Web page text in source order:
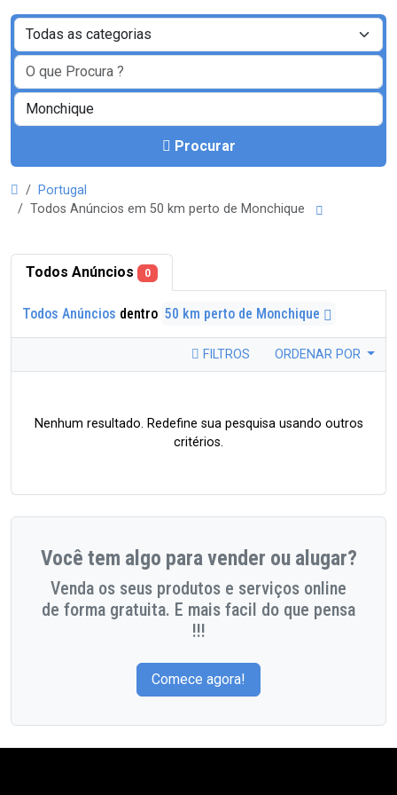
Procurar
Portugal
Todos Anúncios em 50 km perto de Monchique
Todos Anúncios 0
Todos Anúncios dentro 50 km perto de Monchique
FILTROS ORDENAR POR
Nenhum resultado. Redefine sua pesquisa usando outros
critérios.
Você tem algo para vender ou alugar?
Venda os seus produtos e serviços online
de forma gratuita. E mais facil do que pensa
!!!
Comece agora!